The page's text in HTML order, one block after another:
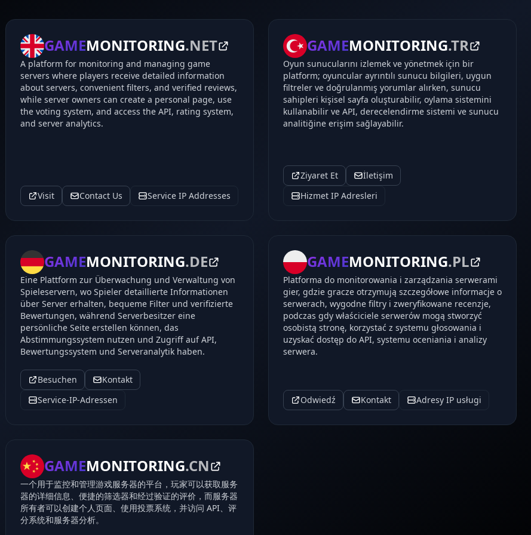
GAMEMONITORING.NET
A platform for monitoring and managing game
servers where players receive detailed information
about servers, convenient filters, and verified reviews,
while server owners can create a personal page, use
the voting system, and access the API, rating system,
and server analytics.
Visit Contact Us Service IP Addresses
GAMEMONITORING.TR
Oyun sunucularını izlemek ve yönetmek için bir
platform; oyuncular ayrıntılı sunucu bilgileri, uygun
filtreler ve doğrulanmış yorumlar alırken, sunucu
sahipleri kişisel sayfa oluşturabilir, oylama sistemini
kullanabilir ve API, derecelendirme sistemi ve sunucu
analitiğine erişim sağlayabilir.
Ziyaret Et
İletişim
Hizmet IP Adresleri
GAMEMONITORING.DE
Eine Plattform zur Überwachung und Verwaltung von
Spieleservern, wo Spieler detaillierte Informationen
über Server erhalten, bequeme Filter und verifizierte
Bewertungen, während Serverbesitzer eine
persönliche Seite erstellen können, das
Abstimmungssystem nutzen und Zugriff auf API,
Bewertungssystem und Serveranalytik haben.
Besuchen
Kontakt
Service-IP-Adressen
GAMEMONITORING.PL
Platforma do monitorowania i zarządzania serwerami
gier, gdzie gracze otrzymują szczegółowe informacje o
serwerach, wygodne filtry i zweryfikowane recenzje,
podczas gdy właściciele serwerów mogą stworzyć
osobistą stronę, korzystać z systemu głosowania i
uzyskać dostęp do API, systemu oceniania i analizy
serwera.
Odwiedź Kontakt Adresy IP usługi
GAMEMONITORING.CN
一个用于监控和管理游戏服务器的平台，玩家可以获取服务
器的详细信息、便捷的筛选器和经过验证的评价，而服务器
所有者可以创建个人页面、使用投票系统，并访问 API、评
分系统和服务器分析。